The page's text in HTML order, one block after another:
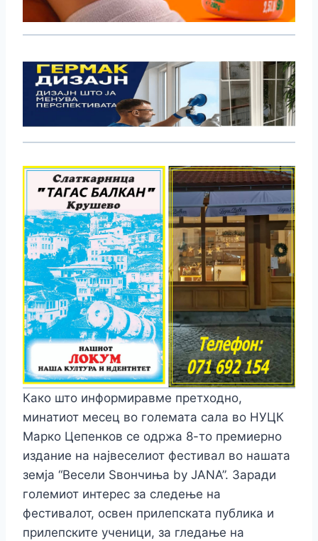
Како што информиравме претходно,
минатиот месец во големата сала во НУЦК
Марко Цепенков се одржа 8-то премиерно
издание на највеселиот фестивал во нашата
земја “Весели Ѕвончиња by JANA”. Заради
големиот интерес за следење на
фестивалот, освен прилепската публика и
прилепските ученици, за гледање на